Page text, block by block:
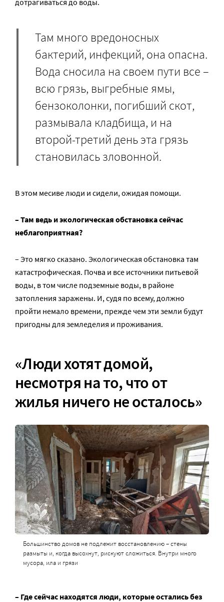
Там много вредоносных
бактерий, инфекций, она опасна.
Вода сносила на своем пути все –
всю грязь, выгребные ямы,
бензоколонки, погибший скот,
размывала кладбища, и на
второй-третий день эта грязь
становилась зловонной.
В этом месиве люди и сидели, ожидая помощи.
– Там ведь и экологическая обстановка сейчас
неблагоприятная?
– Это мягко сказано. Экологическая обстановка там
катастрофическая. Почва и все источники питьевой
воды, в том числе подземные воды, в районе
затопления заражены. И, судя по всему, должно
пройти немало времени, прежде чем эти земли будут
пригодны для земледелия и проживания.
«Люди хотят домой,
несмотря на то, что от
жилья ничего не осталось»
Большинство домов не подлежит восстановлению – стены
размыты и, когда высохнут, рискуют сложиться. Внутри много
мусора, ила и грязи
– Где сейчас находятся люди, которые остались без